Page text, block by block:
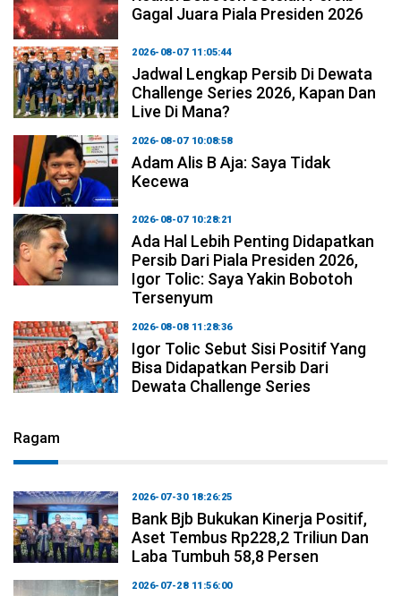
Gagal Juara Piala Presiden 2026
2026-08-07 11:05:44
Jadwal Lengkap Persib Di Dewata
Challenge Series 2026, Kapan Dan
Live Di Mana?
2026-08-07 10:08:58
Adam Alis B Aja: Saya Tidak
Kecewa
2026-08-07 10:28:21
Ada Hal Lebih Penting Didapatkan
Persib Dari Piala Presiden 2026,
Igor Tolic: Saya Yakin Bobotoh
Tersenyum
2026-08-08 11:28:36
Igor Tolic Sebut Sisi Positif Yang
Bisa Didapatkan Persib Dari
Dewata Challenge Series
Ragam
2026-07-30 18:26:25
Bank Bjb Bukukan Kinerja Positif,
Aset Tembus Rp228,2 Triliun Dan
Laba Tumbuh 58,8 Persen
2026-07-28 11:56:00